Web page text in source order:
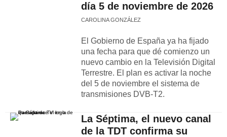
día 5 de noviembre de 2026
CAROLINA GONZÁLEZ
El Gobierno de España ya ha fijado
una fecha para que dé comienzo un
nuevo cambio en la Televisión Digital
Terrestre. El plan es activar la noche
del 5 de noviembre el sistema de
transmisiones DVB-T2.
La Séptima, el nuevo canal
de la TDT confirma su